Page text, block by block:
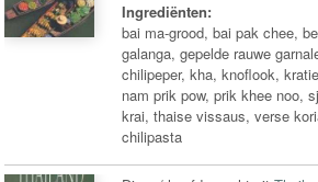
Ingrediënten:
bai ma-grood, bai pak chee,
galanga, gepelde rauwe
chilipeper, kha, knoflook,
nam prik pow, prik khee noo,
krai, thaise vissaus, verse
chilipasta